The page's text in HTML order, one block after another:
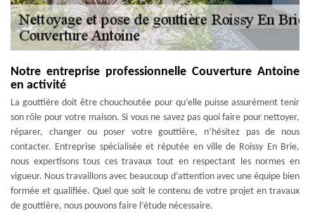
Notre entreprise professionnelle Couverture Antoine
en activité
La gouttière doit être chouchoutée pour qu’elle puisse assurément tenir
son rôle pour votre maison. Si vous ne savez pas quoi faire pour nettoyer,
réparer, changer ou poser votre gouttière, n’hésitez pas de nous
contacter. Entreprise spécialisée et réputée en ville de Roissy En Brie,
nous expertisons tous ces travaux tout en respectant les normes en
vigueur. Nous travaillons avec beaucoup d’attention avec une équipe bien
formée et qualifiée. Quel que soit le contenu de votre projet en travaux
de gouttière, nous pouvons faire l’étude nécessaire.